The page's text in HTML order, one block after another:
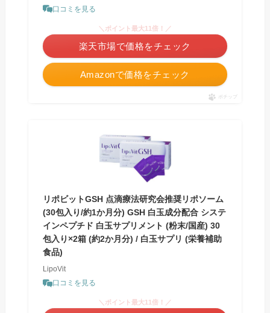
口コミを見る
Amazonで価格をチェック
＼ポイント最大11倍！／
楽天市場で価格をチェック
ポチップ
リポビットGSH 点滴療法研究会推奨リポソーム
(30包入り/約1か月分) GSH 白玉成分配合 システ
インペプチド 白玉サプリメント (粉末/国産) 30
包入り×2箱 (約2か月分) / 白玉サプリ (栄養補助
食品)
LipoVit
口コミを見る
＼ポイント最大11倍！／